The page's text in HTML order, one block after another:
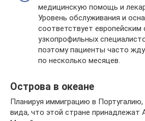
медицинскую помощь и
Уровень обслуживания и
соответствует европейским
узкопрофильных
поэтому пациенты часто
по несколько месяцев.
Острова в океане
Планируя иммиграцию в
вида, что этой стране принадлежат